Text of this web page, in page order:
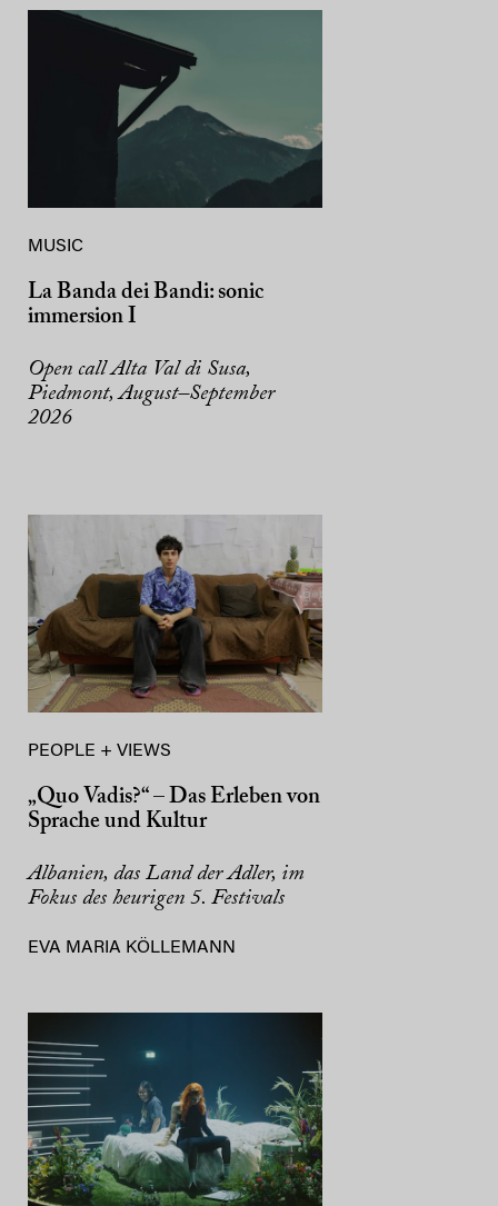
MUSIC
La Banda dei Bandi: sonic
immersion I
Open call Alta Val di Susa,
Piedmont, August–September
2026
PEOPLE + VIEWS
„Quo Vadis?“ – Das Erleben von
Sprache und Kultur
Albanien, das Land der Adler, im
Fokus des heurigen 5. Festivals
EVA MARIA KÖLLEMANN